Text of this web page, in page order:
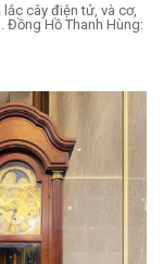
cây điện tử, và cơ,
Đồng Hồ Thanh Hùng: